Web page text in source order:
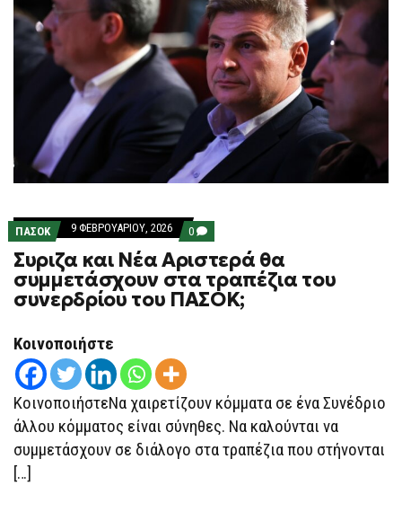
ΠΑΣΟΚ 9 ΦΕΒΡΟΥΑΡΊΟΥ, 2026 0 COMMENTS
ON
ΣΥΡΙΖΑ
ΚΑΙ
ΝΈΑ
ΑΡΙΣΤΕΡΆ
ΘΑ
ΠΑΣΟΚ;
Συριζα και Νέα Αριστερά θα
συμμετάσχουν στα τραπέζια του
συνερδρίου του ΠΑΣΟΚ;
Κοινοποιήστε
ΚοινοποιήστεΝα χαιρετίζουν κόμματα σε ένα Συνέδριο
άλλου κόμματος είναι σύνηθες. Να καλούνται να
συμμετάσχουν σε διάλογο στα τραπέζια που στήνονται
[…]